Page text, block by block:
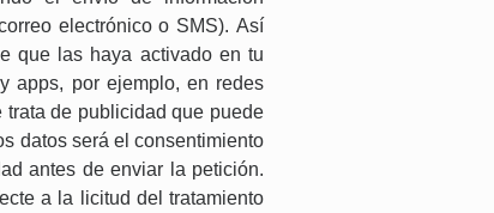
electrónico o SMS). Así
que las haya activado en tu
apps, por ejemplo, en redes
de publicidad que puede
datos será el consentimiento
antes de enviar la petición.
a la licitud del tratamiento